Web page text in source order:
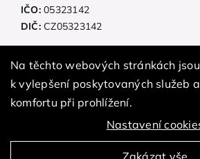
IČO:05323142
DIČ: CZ05323142
Úvod Kurzy Reference
Kontakty
info@quality-point.cz +420 725 366
Na těchto webových stránkách
k vylepšení poskytovaných služeb
komfortu při prohlížení.
Nastavení
Zakázat vše